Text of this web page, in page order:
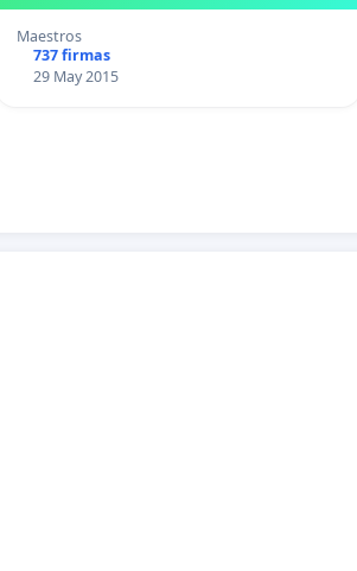
Maestros
737 firmas
29 May 2015